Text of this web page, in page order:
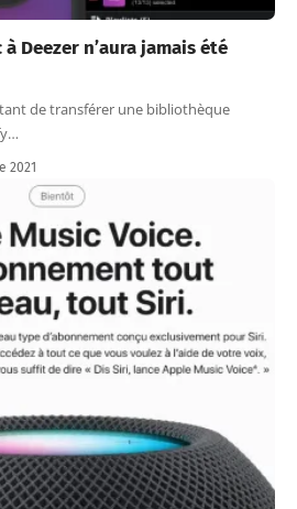
à Deezer n’aura jamais été
de transférer une bibliothèque
2021